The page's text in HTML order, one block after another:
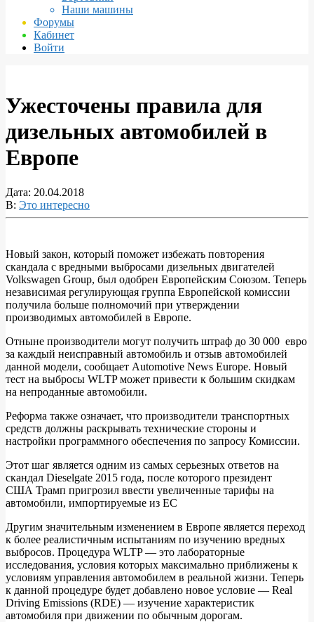
Наши машины
Форумы
Кабинет
Войти
Ужесточены правила для
дизельных автомобилей в
Европе
Дата: 20.04.2018
В: Это интересно
Ужесточены
правила
для
дизельных
автомобилей
в
Европе
Новый закон, который поможет избежать повторения
скандала с вредными выбросами дизельных двигателей
Volkswagen Group, был одобрен Европейским Союзом. Теперь
независимая регулирующая группа Европейской комиссии
получила больше полномочий при утверждении
производимых автомобилей в Европе.
Отныне производители могут получить штраф до 30 000 евро
за каждый неисправный автомобиль и отзыв автомобилей
данной модели, сообщает Automotive News Europe. Новый
тест на выбросы WLTP может привести к большим скидкам
на непроданные автомобили.
Реформа также означает, что производители транспортных
средств должны раскрывать технические стороны и
настройки программного обеспечения по запросу Комиссии.
Этот шаг является одним из самых серьезных ответов на
скандал Dieselgate 2015 года, после которого президент
США Трамп пригрозил ввести увеличенные тарифы на
автомобили, импортируемые из ЕС
Другим значительным изменением в Европе является переход
к более реалистичным испытаниям по изучению вредных
выбросов. Процедура WLTP — это лабораторные
исследования, условия которых максимально приближены к
условиям управления автомобилем в реальной жизни. Теперь
к данной процедуре будет добавлено новое условие — Real
Driving Emissions (RDE) — изучение характеристик
автомобиля при движении по обычным дорогам.